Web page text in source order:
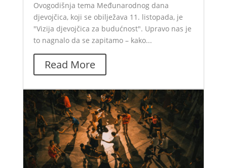
Ovogodišnja tema Međunarodnog dana
djevojčica, koji se obilježava 11. listopada, je
"Vizija djevojčica za budućnost". Upravo nas je
to nagnalo da se zapitamo – kako...
Read More